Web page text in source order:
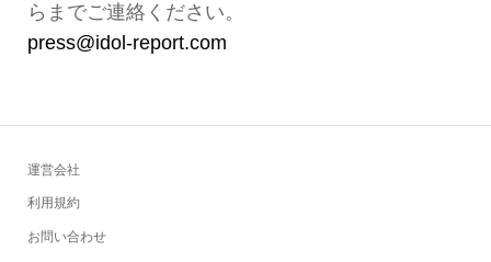
らまでご連絡ください。
press@idol-report.com
運営会社
利用規約
お問い合わせ